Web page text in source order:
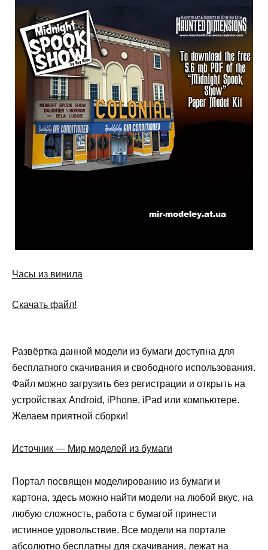
Часы из винила
Скачать файл!
Развёртка данной модели из бумаги доступна для
бесплатного скачивания и свободного использования.
Файл можно загрузить без регистрации и открыть на
устройствах Android, iPhone, iPad или компьютере.
Желаем приятной сборки!
Источник — Мир моделей из бумаги
Портал посвящен моделированию из бумаги и
картона, здесь можно найти модели на любой вкус, на
любую сложность, работа с бумагой принести
истинное удовольствие. Все модели на портале
абсолютно бесплатны для скачивания, лежат на